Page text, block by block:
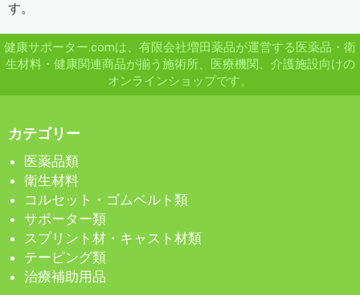
す。
健康サポーター.comは、有限会社増田薬品が運営する医薬品・衛
生材料・健康関連商品が揃う施術所、医療機関、介護施設向けの
オンラインショップです。
カテゴリー
医薬品類
衛生材料
コルセット・ゴムベルト類
サポーター類
スプリント材・キャスト材類
テーピング類
治療補助用品